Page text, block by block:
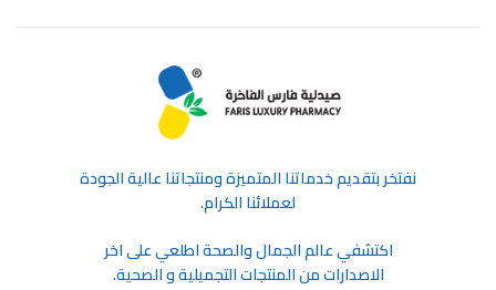
ﻧﻔﺘﺨﺮ ﺑﺘﻘﺪﻳﻢ ﺧﺪﻣﺎﺗﻨﺎ اﻟﻤﺘﻤﻴﺰة وﻣﻨﺘﺠﺎﺗﻨﺎ ﻋﺎﻟﻴﺔ اﻟﺠﻮدة
ﻟﻌﻤﻼﺋﻨﺎ اﻟﻜﺮام.
اكتشفي عالم الجمال والصحة اطلعي على اخر
الاصدارات من المنتجات التجميلية و الصحية.